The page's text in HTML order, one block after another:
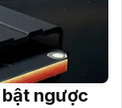
bật ngược